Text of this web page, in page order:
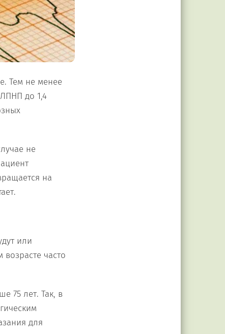
Тем не менее
до 1,4
не
на
или
часто
75 лет. Так, в
для